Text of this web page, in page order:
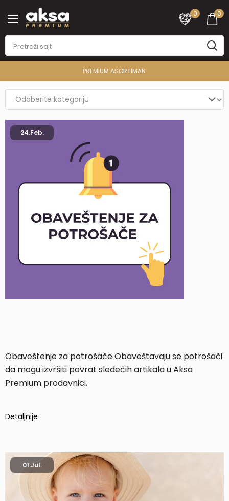
0
0
PREMIUM ASORTIMAN
24.Feb.
Obaveštenje za potrošače Obaveštavaju se potrošači
da mogu izvršiti povrat sledećih artikala u Aksa
Premium prodavnici.
Detaljnije
01.Jul.